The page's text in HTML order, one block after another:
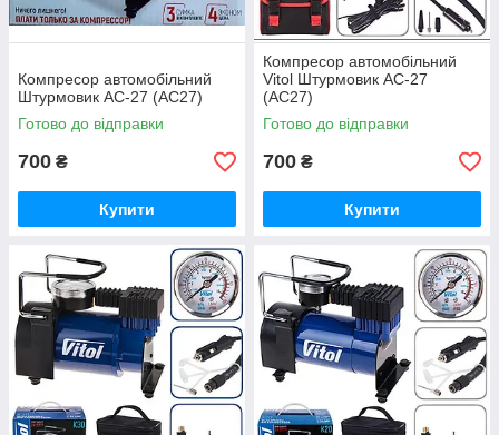
Компресор автомобільний
Штурмовик AC-27 (АС27)
Готово до відправки
700 ₴
Купити
Компресор автомобільний
Vitol Штурмовик АС-27
(AC27)
Готово до відправки
700 ₴
Купити